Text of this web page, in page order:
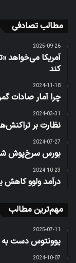
مطالب تصادفی
2025-09-26
آمریکا می‌خواهد
کند
2024-11-18
چرا آمار صادات
2024-03-31
نظارت بر
2024-07-27
بورس سرخ‌پوش
2024-10-23
درآمد ولوو
مهم‌ترین مطالب
2025-07-11
یوونتوس دست
2024-10-07